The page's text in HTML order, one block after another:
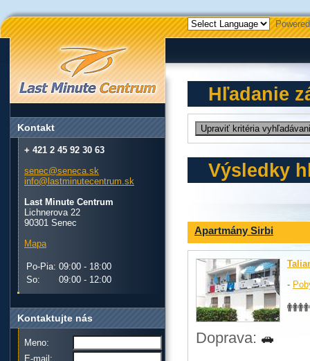
Hľadanie
Výsledky
Apartmány Sirbi
-
Doprava:
Kontakt
+ 421 2 45 92 30 63
senec@seneca.sk
info@lastminutecentrum.sk
Last Minute Centrum
Lichnerova 22
90301 Senec
Mapa
Po-Pia: 09:00 - 18:00
So:
09:00 - 12:00
Kontaktujte nás
Meno:
E-mail: